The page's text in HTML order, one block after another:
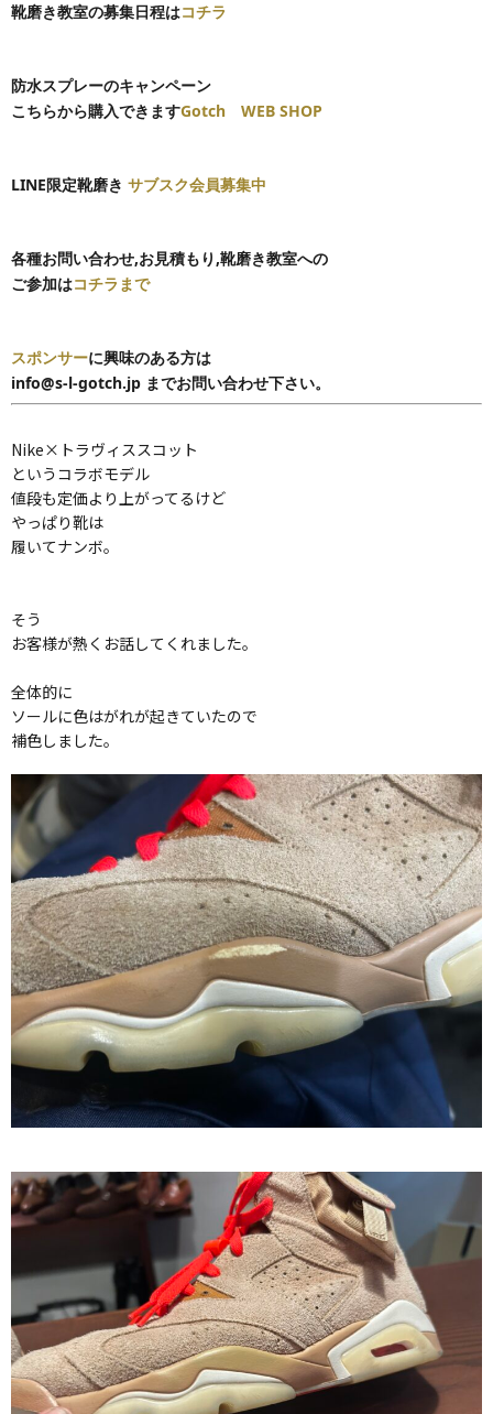
靴磨き教室の募集日程はコチラ
防水スプレーのキャンペーン
こちらから購入できますGotch WEB SHOP
LINE限定靴磨き サブスク会員募集中
各種お問い合わせ,お見積もり,靴磨き教室への
ご参加はコチラまで
スポンサーに興味のある方は
info@s-l-gotch.jp までお問い合わせ下さい。
Nike×トラヴィススコット
というコラボモデル
値段も定価より上がってるけど
やっぱり靴は
履いてナンボ。
そう
お客様が熱くお話してくれました。
全体的に
ソールに色はがれが起きていたので
補色しました。